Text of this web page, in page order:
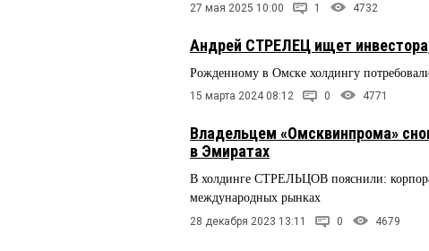
27 мая 2025 10:00 1 4732
Андрей СТРЕЛЕЦ ищет
Рожденному в Омске холдингу
15 марта 2024 08:12 0 4771
Владельцем «Омсквинпрома»
в Эмиратах
В холдинге СТРЕЛЬЦОВ пояснили:
международных рынках
28 декабря 2023 13:11 0 4679